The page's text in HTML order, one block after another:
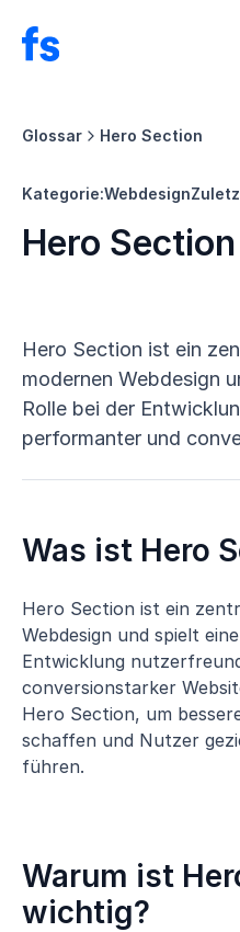
Glossar Hero Section
Kategorie:Webdesign
Hero Section
Hero Section ist ein
modernen Webdesign
Rolle bei der
performanter und
Was ist Hero
Hero Section ist ein
Webdesign und spielt
Entwicklung
conversionstarker
Hero Section, um
schaffen und Nutzer
führen.
Warum ist
wichtig?